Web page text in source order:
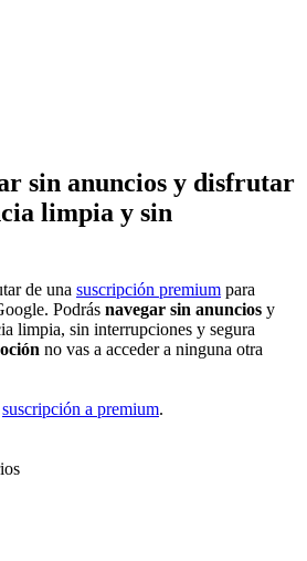
sin anuncios y disfrutar
limpia y sin
de una suscripción premium para
Podrás navegar sin anuncios y
limpia, sin interrupciones y segura
no vas a acceder a ninguna otra
suscripción a premium.